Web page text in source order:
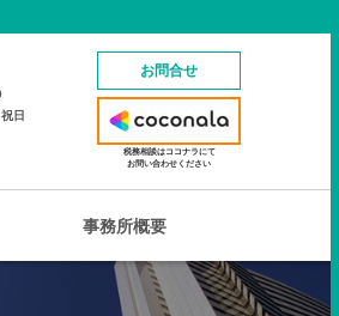
日
お問合せ
税務相談はココナラにて
お問い合わせください
事務所概要